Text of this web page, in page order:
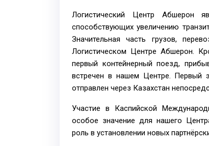
Логистический Центр Абшерон
способствующих увеличению
Значительная часть грузов,
Логистическом Центре Абшерон.
первый контейнерный поезд,
встречен в нашем Центре. Первый
отправлен через Казахстан
Участие в Каспийской
особое значение для нашего
роль в установлении новых